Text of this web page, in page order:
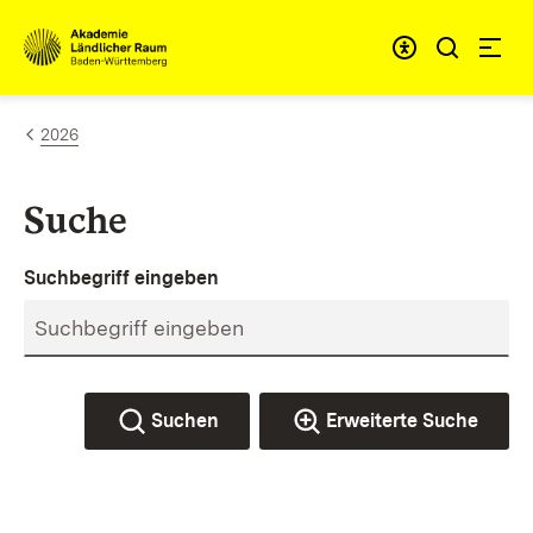
Zum Inhalt springen
Link zur Startseite
2026
Suche
Suchbegriff eingeben
Suchen Erweiterte Suche